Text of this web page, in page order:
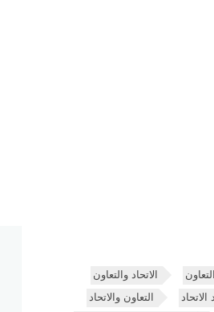
الاتحاد والتعاون
التعاون والاتحاد